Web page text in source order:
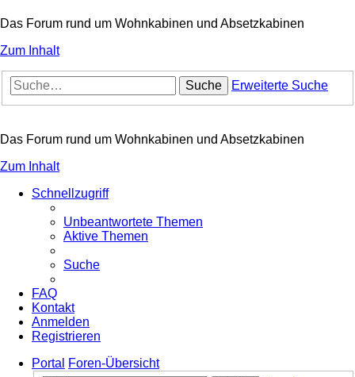
Das Forum rund um Wohnkabinen und Absetzkabinen
Zum Inhalt
Suche Erweiterte Suche
Das Forum rund um Wohnkabinen und Absetzkabinen
Zum Inhalt
Schnellzugriff
Unbeantwortete Themen
Aktive Themen
Suche
FAQ
Kontakt
Anmelden
Registrieren
Portal
Foren-Übersicht